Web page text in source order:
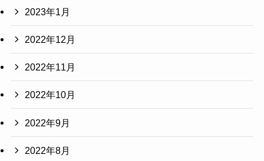
2023年1月
2022年12月
2022年11月
2022年10月
2022年9月
2022年8月